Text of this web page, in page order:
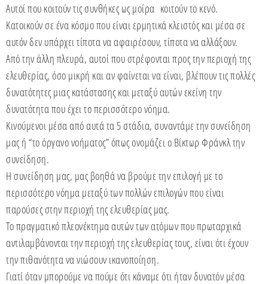
Αυτοί που κοιτούν τις συνθήκες ως μοίρα κοιτούν το κενό.
Κατοικούν σε ένα κόσμο που είναι ερμητικά κλειστός και μέσα σε
αυτόν δεν υπάρχει τίποτα να αφαιρέσουν, τίποτα να αλλάξουν.
Από την άλλη πλευρά, αυτοί που στρέφονται προς την περιοχή της
ελευθερίας, όσο μικρή και αν φαίνεται να είναι, βλέπουν τις πολλές
δυνατότητες μιας κατάστασης και μεταξύ αυτών εκείνη την
δυνατότητα που έχει το περισσότερο νόημα.
Κινούμενοι μέσα από αυτά τα 5 στάδια, συναντάμε την συνείδηση
μας ή “το όργανο νοήματος” όπως ονομάζει ο Βίκτωρ Φράνκλ την
συνείδηση.
Η συνείδηση μας, μας βοηθά να βρούμε την επιλογή με το
περισσότερο νόημα μεταξύ των πολλών επιλογών που είναι
παρούσες στην περιοχή της ελευθερίας μας.
Το πραγματικό πλεονέκτημα αυτών των ατόμων που πρωταρχικά
αντιλαμβάνονται την περιοχή της ελευθερίας τους, είναι ότι έχουν
την πιθανότητα να νιώσουν ικανοποίηση.
Γιατί όταν μπορούμε να πούμε ότι κάναμε ότι ήταν δυνατόν μέσα